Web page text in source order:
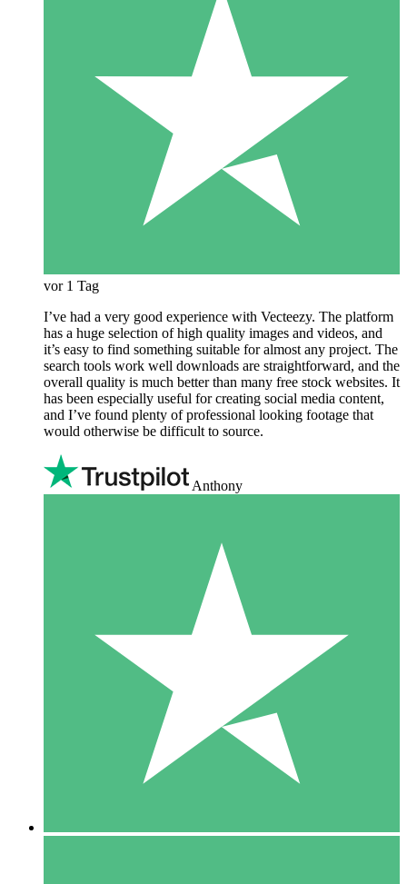
vor 1 Tag
I’ve had a very good experience with Vecteezy. The platform
has a huge selection of high quality images and videos, and
it’s easy to find something suitable for almost any project. The
search tools work well downloads are straightforward, and the
overall quality is much better than many free stock websites. It
has been especially useful for creating social media content,
and I’ve found plenty of professional looking footage that
would otherwise be difficult to source.
Anthony